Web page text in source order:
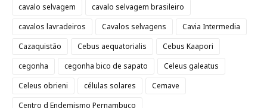
cavalo selvagem
cavalo selvagem brasileiro
cavalos lavradeiros
Cavalos selvagens
Cavia Intermedia
Cazaquistão
Cebus aequatorialis
Cebus Kaapori
cegonha
cegonha bico de sapato
Celeus galeatus
Celeus obrieni
células solares
Cemave
Centro d Endemismo Pernambuco